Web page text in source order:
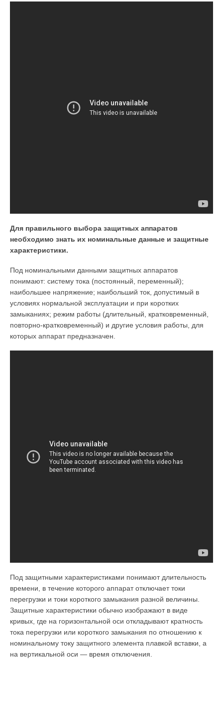
Для правильного выбора защитных аппаратов
необходимо знать их номинальные данные и защитные
характеристики.
Под номинальными данными защитных аппаратов
понимают: систему тока (постоянный, переменный);
наибольшее напряжение; наибольший ток, допустимый в
условиях нормальной эксплуата­ции и при коротких
замыканиях; режим работы (длительный, кратковременный,
повторно-кратковременный) и другие условия работы, для
которых аппарат предназначен.
Под защитными характеристиками понимают длительность
времени, в течение которого аппарат отключает токи
перегрузки и токи короткого замыкания разной величины.
Защитные харак­теристики обычно изображают в виде
кривых, где на горизон­тальной оси откладывают кратность
тока перегрузки или короткого замыкания по отношению к
номинальному току защитного элемен­та плавкой вставки, а
на вертикальной оси — время отключения.